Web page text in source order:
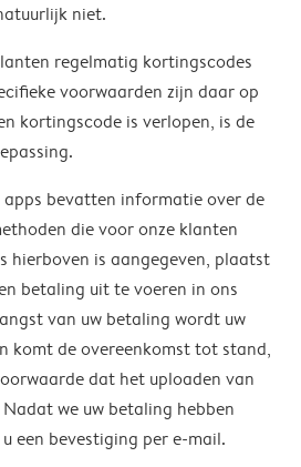
niet.
regelmatig kortingscodes
voorwaarden zijn daar op
kortingscode is verlopen, is de
apps bevatten informatie over de
die voor onze klanten
hierboven is aangegeven, plaatst
betaling uit te voeren in ons
van uw betaling wordt uw
komt de overeenkomst tot stand,
dat het uploaden van
we uw betaling hebben
een bevestiging per e-mail.